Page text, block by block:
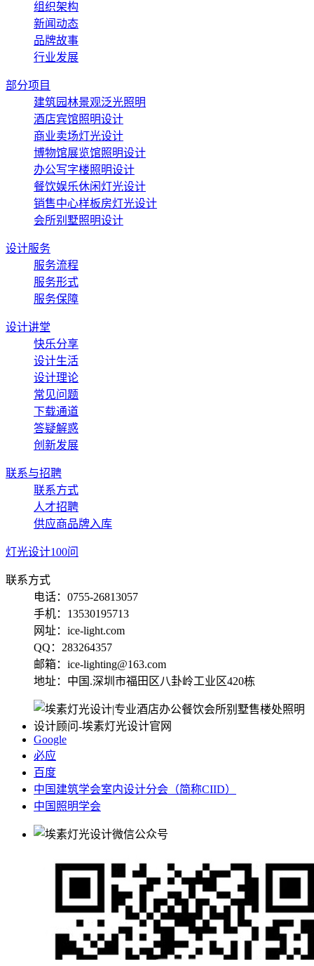
组织架构
新闻动态
品牌故事
行业发展
部分项目
建筑园林景观泛光照明
酒店宾馆照明设计
商业卖场灯光设计
博物馆展览馆照明设计
办公写字楼照明设计
餐饮娱乐休闲灯光设计
销售中心样板房灯光设计
会所别墅照明设计
设计服务
服务流程
服务形式
服务保障
设计讲堂
快乐分享
设计生活
设计理论
常见问题
下载通道
答疑解惑
创新发展
联系与招聘
联系方式
人才招聘
供应商品牌入库
灯光设计100问
联系方式
电话：0755-26813057
手机：13530195713
网址：ice-light.com
QQ：283264357
邮箱：ice-lighting@163.com
地址：中国.深圳市福田区八卦岭工业区420栋
Google
必应
百度
中国建筑学会室内设计分会（简称CIID）
中国照明学会